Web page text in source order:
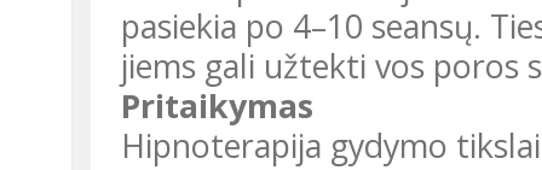
pasiekia po 4–10 seansų.
jiems gali užtekti vos poros
Pritaikymas
Hipnoterapija gydymo